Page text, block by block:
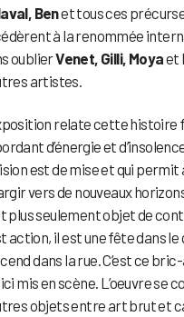
Benet tous ces
à la renommée
oublierVenet, Gilli, Moyaet
artistes.
relate cette histoire
d’énergie et
est de mise et qui permit
vers de nouveaux
plus seulement objet de
action, il est une fête dans le
dans la rue. C’est ce
mis en scène. L’oeuvre se
objets entre art brut et